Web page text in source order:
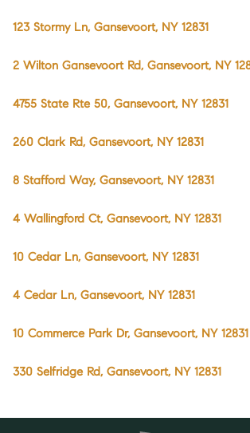
123 Stormy Ln, Gansevoort, NY 12831
2 Wilton Gansevoort Rd, Gansevoort, NY
4755 State Rte 50, Gansevoort, NY 12831
260 Clark Rd, Gansevoort, NY 12831
8 Stafford Way, Gansevoort, NY 12831
4 Wallingford Ct, Gansevoort, NY 12831
10 Cedar Ln, Gansevoort, NY 12831
4 Cedar Ln, Gansevoort, NY 12831
10 Commerce Park Dr, Gansevoort, NY 12831
330 Selfridge Rd, Gansevoort, NY 12831